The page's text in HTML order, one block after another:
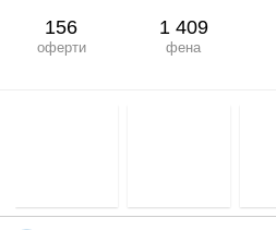
156
оферти
1 409
фена